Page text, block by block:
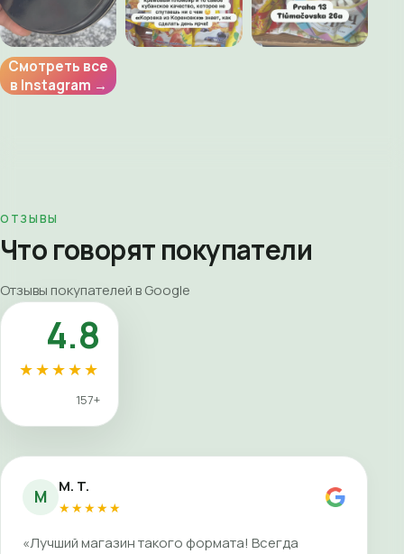
Смотреть все
в Instagram →
ОТЗЫВЫ
Что говорят покупатели
Отзывы покупателей в Google
4.8
★★★★★
157+
M M. T.
★★★★★
«Лучший магазин такого формата! Всегда